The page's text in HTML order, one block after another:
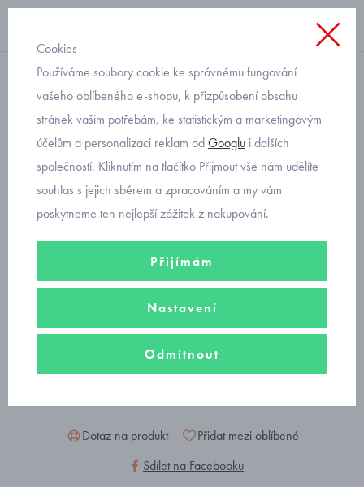
lehce zateplené
softshellové capáčky s
fleecem Fantom
Dotaz na produkt
Přidat mezi oblíbené
Sdílet na Facebooku
Cookies
Používáme soubory cookie ke správnému fungování
vašeho oblíbeného e-shopu, k přizpůsobení obsahu
stránek vašim potřebám, ke statistickým a marketingovým
účelům a personalizaci reklam odGooglu i dalších
společností. Kliknutím na tlačítko Přijmout vše nám udělíte
souhlas s jejich sběrem a zpracováním a my vám
poskytneme ten nejlepší zážitek z nakupování.
Přijímám
Nastavení
Odmítnout